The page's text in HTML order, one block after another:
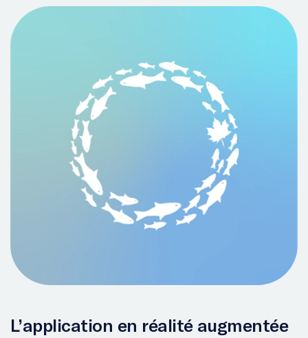
L’application en réalité augmentée